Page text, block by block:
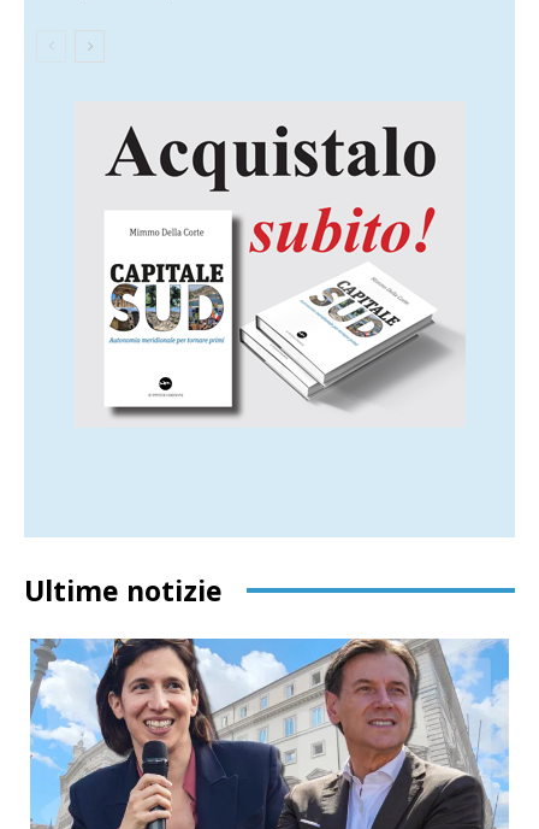
Ultime notizie